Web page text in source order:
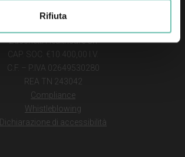
Rifiuta
Zucchetti Healthcare Srl
CAP. SOC. €10.400,00 I.V.
C.F. – P.IVA 02649530280
REA TN 243042
Compliance
Whistleblowing
Dichiarazione di accessibilità